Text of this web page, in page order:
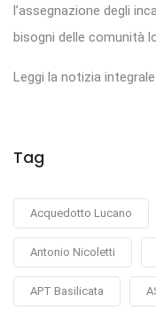
l’assegnazione degli
bisogni delle comunità
Leggi la notizia
Tag
Acquedotto Lucano
Antonio Nicoletti
APT Basilicata